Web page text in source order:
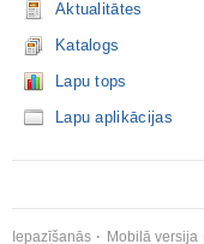
Aktualitātes
Katalogs
Lapu tops
Lapu aplikācijas
Iepazīšanās Mobilā versija